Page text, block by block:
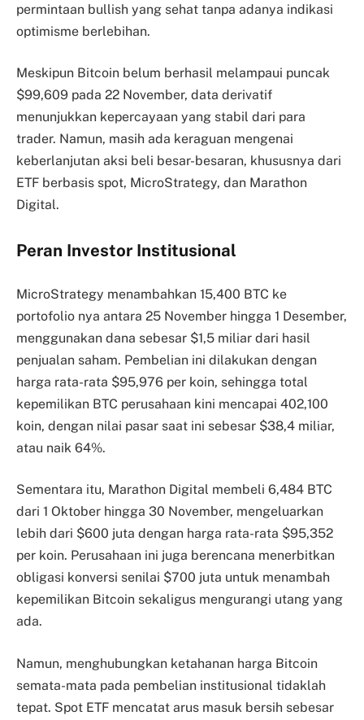
permintaan bullish yang sehat tanpa adanya indikasi
optimisme berlebihan.
Meskipun Bitcoin belum berhasil melampaui puncak
$99,609 pada 22 November, data derivatif
menunjukkan kepercayaan yang stabil dari para
trader. Namun, masih ada keraguan mengenai
keberlanjutan aksi beli besar-besaran, khususnya dari
ETF berbasis spot, MicroStrategy, dan Marathon
Digital.
Peran Investor Institusional
MicroStrategy menambahkan 15,400 BTC ke
portofolio nya antara 25 November hingga 1 Desember,
menggunakan dana sebesar $1,5 miliar dari hasil
penjualan saham. Pembelian ini dilakukan dengan
harga rata-rata $95,976 per koin, sehingga total
kepemilikan BTC perusahaan kini mencapai 402,100
koin, dengan nilai pasar saat ini sebesar $38,4 miliar,
atau naik 64%.
Sementara itu, Marathon Digital membeli 6,484 BTC
dari 1 Oktober hingga 30 November, mengeluarkan
lebih dari $600 juta dengan harga rata-rata $95,352
per koin. Perusahaan ini juga berencana menerbitkan
obligasi konversi senilai $700 juta untuk menambah
kepemilikan Bitcoin sekaligus mengurangi utang yang
ada.
Namun, menghubungkan ketahanan harga Bitcoin
semata-mata pada pembelian institusional tidaklah
tepat. Spot ETF mencatat arus masuk bersih sebesar